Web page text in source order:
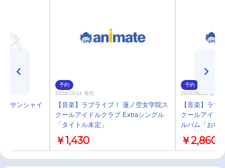
！サンシャイ
予約
2026/10/14 発売
【音楽】ラブライブ！ 蓮ノ空女学院ス
クールアイドルクラブ Extraシングル
「タイトル未定」
￥1,430
予約
2026/09/21 発売
【音楽】ラブ
クールアイド
ルバム「おい
￥2,860